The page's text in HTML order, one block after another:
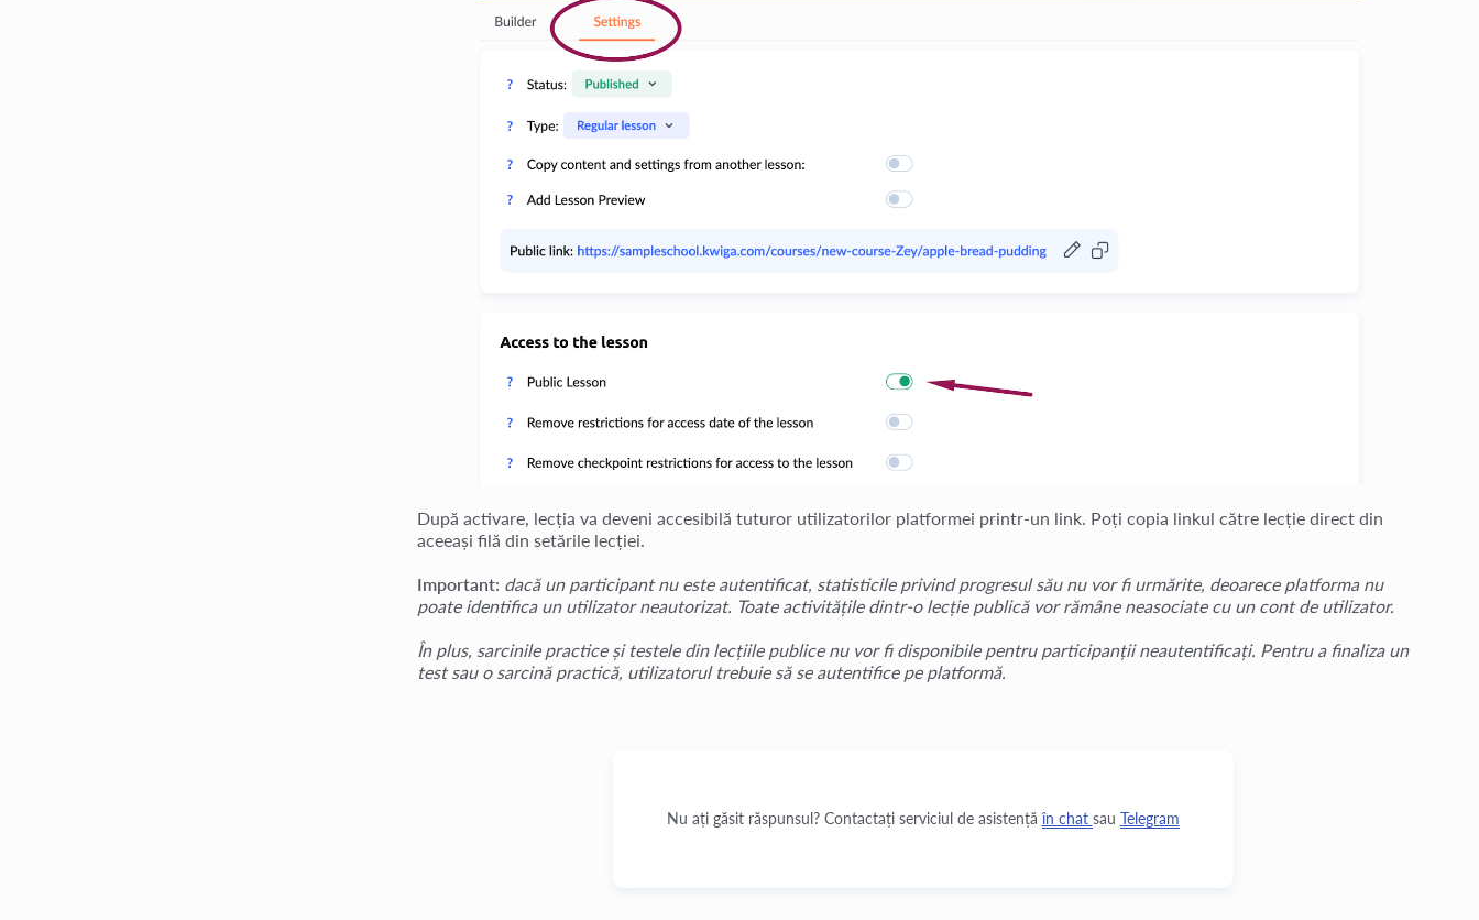
După activare, lecția va deveni accesibilă tuturor utilizatorilor platformei printr-un link. Poți copia linkul către lecție direct din
aceeași filă din setările lecției.
Important: dacă un participant nu este autentificat, statisticile privind progresul său nu vor fi urmărite, deoarece platforma nu
poate identifica un utilizator neautorizat. Toate activitățile dintr-o lecție publică vor rămâne neasociate cu un cont de utilizator.
În plus, sarcinile practice și testele din lecțiile publice nu vor fi disponibile pentru participanții neautentificați. Pentru a finaliza un
test sau o sarcină practică, utilizatorul trebuie să se autentifice pe platformă.
Nu ați găsit răspunsul? Contactați serviciul de asistență în chat sau Telegram